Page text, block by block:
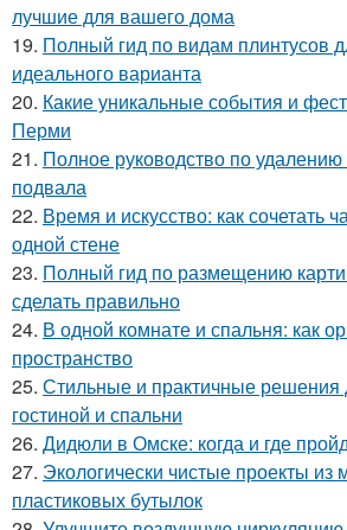
лучшие для вашего дома
19. Полный гид по видам плинтусов
идеального варианта
20. Какие уникальные события и
Перми
21. Полное руководство по удалению
подвала
22. Время и искусство: как сочетать
одной стене
23. Полный гид по размещению
сделать правильно
24. В одной комнате и спальня: как
пространство
25. Стильные и практичные решения
гостиной и спальни
26. Дидюли в Омске: когда и где
27. Экологически чистые проекты из
пластиковых бутылок